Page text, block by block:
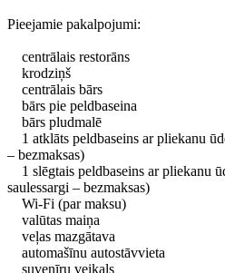
Pieejamie pakalpojumi:
centrālais restorāns
krodziņš
centrālais bārs
bārs pie peldbaseina
bārs pludmalē
1 atklāts peldbaseins ar pliekanu
– bezmaksas)
1 slēgtais peldbaseins ar pliekanu
saulessargi – bezmaksas)
Wi-Fi (par maksu)
valūtas maiņa
veļas mazgātava
automašīnu autostāvvieta
suvenīru veikals